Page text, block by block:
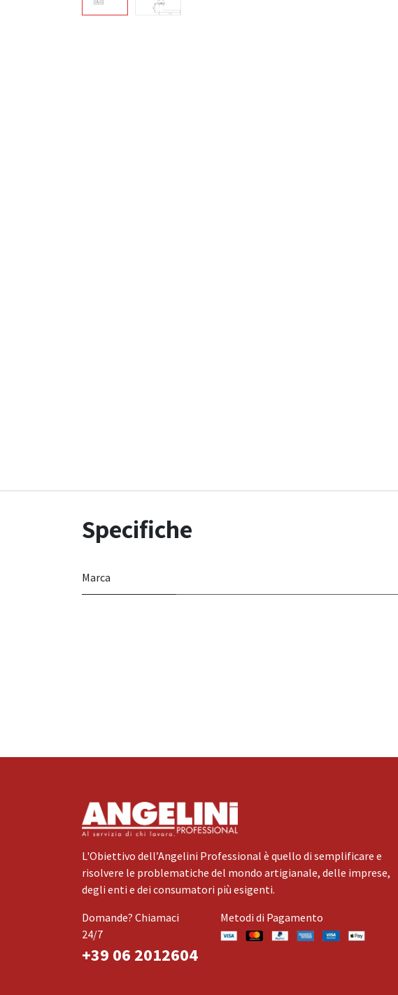
Specifiche
Marca
L'Obiettivo dell’Angelini Professional è quello di semplificare e
risolvere le problematiche del mondo artigianale, delle imprese,
degli enti e dei consumatori più esigenti.
Domande? Chiamaci
24/7
+39 06 2012604
Metodi di Pagamento